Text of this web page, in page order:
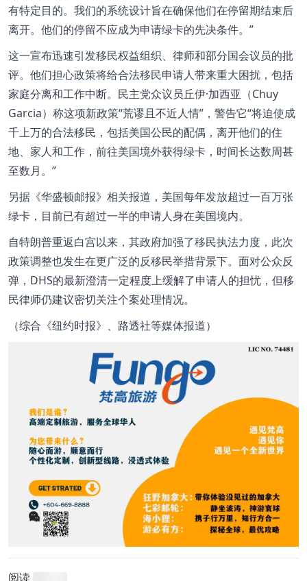
有特定目的。我们的系统设计旨在确保他们在停留期结束后
离开。他们的停留不应成为申请绿卡的先决条件。”
这一宣布迅速引发移民权益组织、律师和部分国会议员的批
评。他们担心政策将给合法移民申请人带来重大困扰，包括
家庭分离和工作中断。民主党众议员丘伊·加西亚（Chuy
Garcia）称这项新政策“荒谬且不近人情”，警告它“将迫使成
千上万的合法移民，包括美国公民的配偶，离开他们的住
地、家人和工作，前往美国境外获得绿卡，时间长达数周甚
至数月。”
另据《华盛顿邮报》相关报道，美国每年发放超过一百万张
绿卡，目前已有超过一半的申请人身在美国境内。
自特朗普重返白宫以来，其政府加强了移民执法力度，此次
政策调整也发生在更广泛的反移民举措背景下。面对公众反
弹，DHS的最新澄清一定程度上缓解了申请人的担忧，但移
民律师仍建议密切关注个案处理情况。
（综合《纽约时报》、路透社等媒体报道）
阅读